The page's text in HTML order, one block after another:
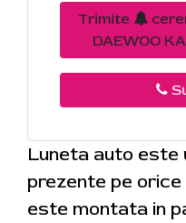
Trimite
DAEWOO
Luneta auto este
prezente pe
este montata in